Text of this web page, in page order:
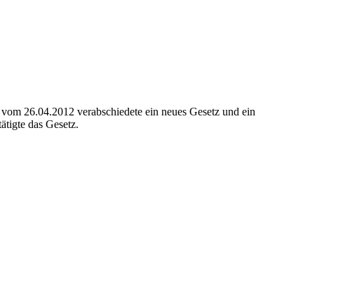
26.04.2012 verabschiedete ein neues Gesetz und ein
das Gesetz.